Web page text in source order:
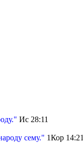
Ис 28:11
сему." 1Кор 14:21